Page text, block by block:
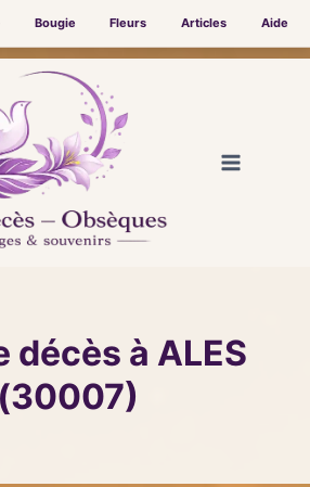
Bougie Fleurs Articles Aide
décès à ALES
(30007)